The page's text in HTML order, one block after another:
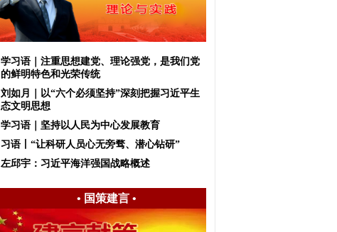
学习语｜注重思想建党、理论强党，是我们党
的鲜明特色和光荣传统
刘如月｜以“六个必须坚持”深刻把握习近平生
态文明思想
学习语｜坚持以人民为中心发展教育
习语丨“让科研人员心无旁骛、潜心钻研”
左邱宇：习近平海洋强国战略概述
• 国策建言•